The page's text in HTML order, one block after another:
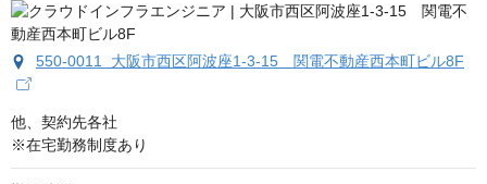
550-0011 大阪市西区阿波座1-3-15 関電不動産西本町ビル8F
他、契約先各社
※在宅勤務制度あり